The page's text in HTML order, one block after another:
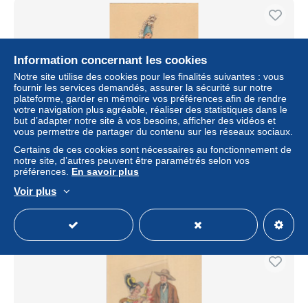
Naudy - Normandie - 1185 B
± 2,77 $US
Statut Particulier
Information concernant les cookies
Notre site utilise des cookies pour les finalités suivantes : vous
fournir les services demandés, assurer la sécurité sur notre
plateforme, garder en mémoire vos préférences afin de rendre
votre navigation plus agréable, réaliser des statistiques dans le
but d’adapter notre site à vos besoins, afficher des vidéos et
vous permettre de partager du contenu sur les réseaux sociaux.
Certains de ces cookies sont nécessaires au fonctionnement de
notre site, d’autres peuvent être paramétrés selon vos
préférences. En savoir plus
Voir plus